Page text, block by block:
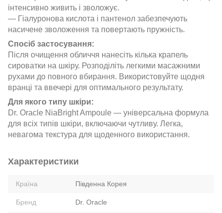
інтенсивно живить і зволожує.
— Гіалуронова кислота і пантенол забезпечують
насичене зволоження та повертають пружність.
Спосіб застосування:
Після очищення обличчя нанесіть кілька крапель
сироватки на шкіру. Розподіліть легкими масажними
рухами до повного вбирання. Використовуйте щодня
вранці та ввечері для оптимального результату.
Для якого типу шкіри:
Dr. Oracle NiaBright Ampoule — універсальна формула
для всіх типів шкіри, включаючи чутливу. Легка,
невагома текстура для щоденного використання.
Характеристики
Країна Південна Корея
Бренд Dr. Oracle